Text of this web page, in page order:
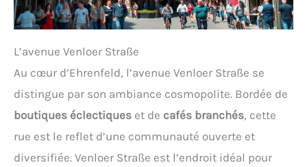
L’avenue Venloer Straße
Au cœur d’Ehrenfeld, l’avenue Venloer Straße se
distingue par son ambiance cosmopolite. Bordée de
boutiques éclectiques et de cafés branchés, cette
rue est le reflet d’une communauté ouverte et
diversifiée. Venloer Straße est l’endroit idéal pour